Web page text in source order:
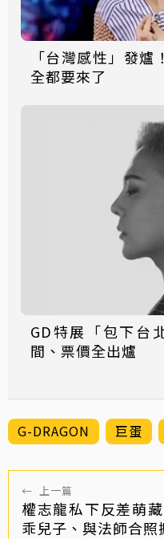
「台灣感性」發爐
全都要來了
GD特展「包下台
間、票價全出爐
G-DRAGON 巨蛋
← 上一篇
權志龍私下反差萌
乖兒子、與法師合照